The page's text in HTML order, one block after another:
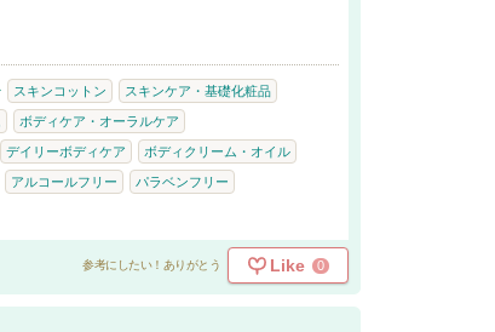
スキンコットン スキンケア・基礎化粧品
ボディケア・オーラルケア
デイリーボディケア ボディクリーム・オイル
アルコールフリー パラベンフリー
参考にしたい！ありがとう Like 0